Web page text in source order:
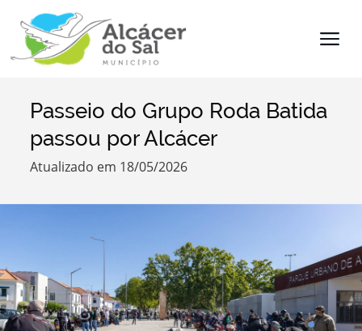
Termo de Pesquisa
Filtros
Passeio do Grupo Roda Batida
passou por Alcácer
Atualizado em 18/05/2026